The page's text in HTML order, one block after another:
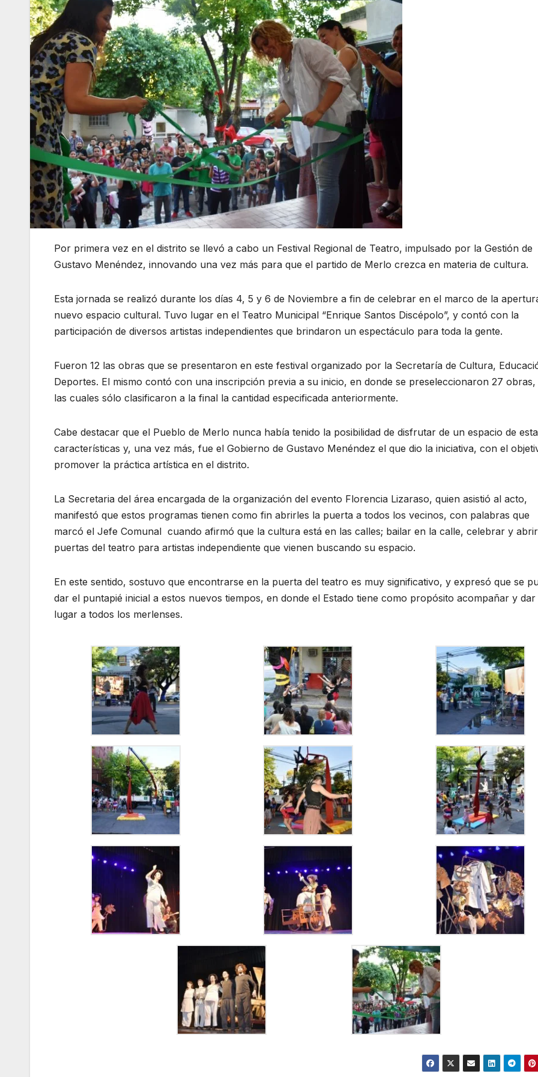
Por primera vez en el distrito se llevó a cabo un Festival Regional de Teatro, impulsado por la Gestión de
Gustavo Menéndez, innovando una vez más para que el partido de Merlo crezca en materia de cultura.
Esta jornada se realizó durante los días 4, 5 y 6 de Noviembre a fin de celebrar en el marco de la
nuevo espacio cultural. Tuvo lugar en el Teatro Municipal “Enrique Santos Discépolo”, y contó con la
participación de diversos artistas independientes que brindaron un espectáculo para toda la gente.
Fueron 12 las obras que se presentaron en este festival organizado por la Secretaría de Cultura,
Deportes. El mismo contó con una inscripción previa a su inicio, en donde se preseleccionaron 27 obras,
las cuales sólo clasificaron a la final la cantidad especificada anteriormente.
Cabe destacar que el Pueblo de Merlo nunca había tenido la posibilidad de disfrutar de un espacio de
características y, una vez más, fue el Gobierno de Gustavo Menéndez el que dio la iniciativa, con el
promover la práctica artística en el distrito.
La Secretaria del área encargada de la organización del evento Florencia Lizaraso, quien asistió al acto,
manifestó que estos programas tienen como fin abrirles la puerta a todos los vecinos, con palabras que
marcó el Jefe Comunal cuando afirmó que la cultura está en las calles; bailar en la calle, celebrar y
puertas del teatro para artistas independiente que vienen buscando su espacio.
En este sentido, sostuvo que encontrarse en la puerta del teatro es muy significativo, y expresó que se
dar el puntapié inicial a estos nuevos tiempos, en donde el Estado tiene como propósito acompañar y dar
lugar a todos los merlenses.